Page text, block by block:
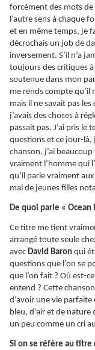
forcément des mots de
l’autre sens à chaque
et en même temps, je
décrochais un job de
inversement. S’il n’a
toujours des critiques
soutenue dans mon
me rends compte qu’il
mais il ne savait pas
j’avais des choses à
passait pas. J’ai pris le
questions et ce jour-là,
chanson, j’ai
vraiment l’homme qui
qu’il parle vraiment
mal de jeunes filles
De quoi parle «
Ce titre me tient
arrangé toute seule
avec David Baron qui
questions que l’on se
que l’on fait ? Où est-
entend ? Cette
d’avoir une vie
bleu, d’air et de
un peu comme un cri
Si on se réfère au titre